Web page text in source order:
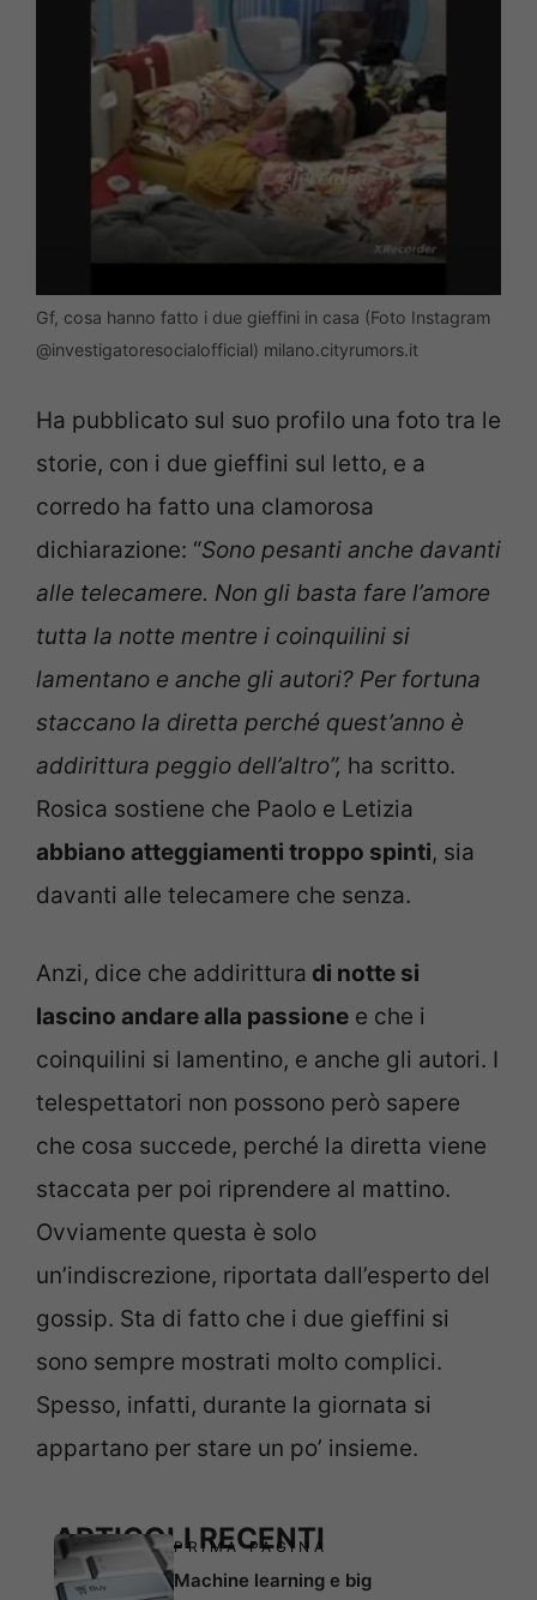
Gf, cosa hanno fatto i due gieffini in casa (Foto Instagram
@investigatoresocialofficial) milano.cityrumors.it
Ha pubblicato sul suo profilo una foto tra le
storie, con i due gieffini sul letto, e a
corredo ha fatto una clamorosa
dichiarazione: “Sono pesanti anche davanti
alle telecamere. Non gli basta fare l’amore
tutta la notte mentre i coinquilini si
lamentano e anche gli autori? Per fortuna
staccano la diretta perché quest’anno è
addirittura peggio dell’altro”, ha scritto.
Rosica sostiene che Paolo e Letizia
abbiano atteggiamenti troppo spinti, sia
davanti alle telecamere che senza.
Anzi, dice che addirittura di notte si
lascino andare alla passione e che i
coinquilini si lamentino, e anche gli autori. I
telespettatori non possono però sapere
che cosa succede, perché la diretta viene
staccata per poi riprendere al mattino.
Ovviamente questa è solo
un’indiscrezione, riportata dall’esperto del
gossip. Sta di fatto che i due gieffini si
sono sempre mostrati molto complici.
Spesso, infatti, durante la giornata si
appartano per stare un po’ insieme.
ARTICOLI RECENTI
PRIMA PAGINA
Machine learning e big